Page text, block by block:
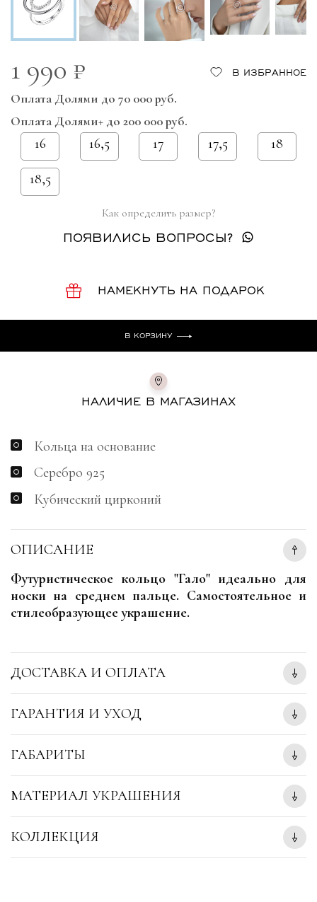
1 990 ₽ В ИЗБРАННОЕ
Оплата Долями до 70 000 руб.
Оплата Долями+ до 200 000 руб.
16 16,5 17 17,5 18
18,5
Как определить размер?
ПОЯВИЛИСЬ ВОПРОСЫ?
Кольца на основание
Серебро 925
Кубический цирконий
НАМЕКНУТЬ НА ПОДАРОК
В КОРЗИНУ
НАЛИЧИЕ В МАГАЗИНАХ
ОПИСАНИЕ
Футуристическое кольцо "Гало" идеально для
носки на среднем пальце. Самостоятельное и
стилеобразующее украшение.
ДОСТАВКА И ОПЛАТА
ГАРАНТИЯ И УХОД
ГАБАРИТЫ
МАТЕРИАЛ УКРАШЕНИЯ
КОЛЛЕКЦИЯ